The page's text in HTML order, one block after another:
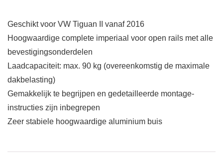
Geschikt voor VW Tiguan II vanaf 2016
Hoogwaardige complete imperiaal voor open rails met alle
bevestigingsonderdelen
Laadcapaciteit: max. 90 kg (overeenkomstig de maximale
dakbelasting)
Gemakkelijk te begrijpen en gedetailleerde montage-
instructies zijn inbegrepen
Zeer stabiele hoogwaardige aluminium buis